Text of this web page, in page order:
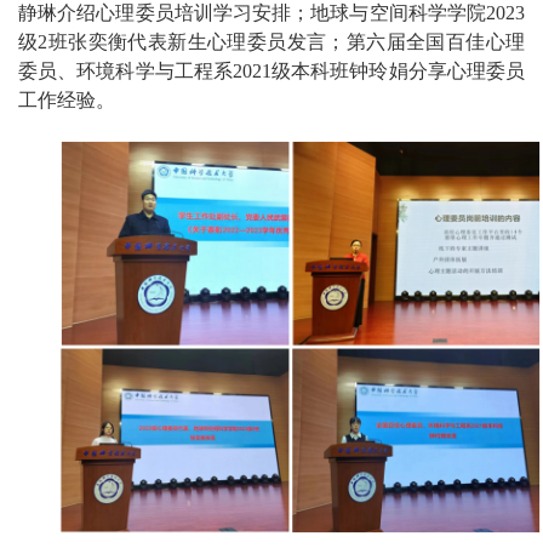
静琳介绍心理委员培训学习安排；地球与空间科学学院2023
级2班张奕衡代表新生心理委员发言；第六届全国百佳心理
委员、环境科学与工程系2021级本科班钟玲娟分享心理委员
工作经验。